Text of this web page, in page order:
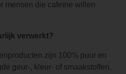
mensen die cafeïne willen
verwerkt?
zijn 100% puur en
geur-, kleur- of smaakstoffen.